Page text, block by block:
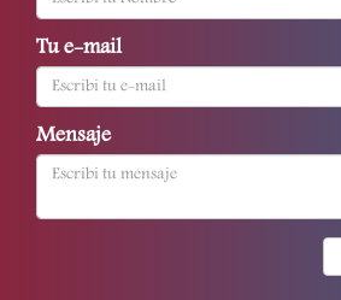
Tu e-mail
Mensaje